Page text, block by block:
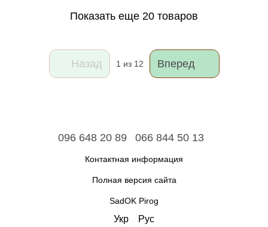
Показать еще 20 товаров
Назад 1 из 12 Вперед
096 648 20 89 066 844 50 13
Контактная информация
Полная версия сайта
SadOK Pirog
Укр Рус